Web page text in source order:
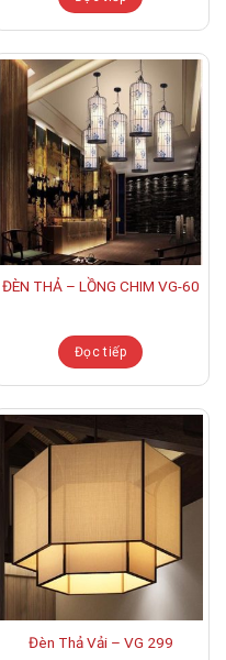
ĐÈN THẢ – LỒNG CHIM VG-60
Đọc tiếp
Đèn Thả Vải – VG 299